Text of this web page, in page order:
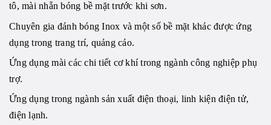
tô, mài nhẵn bóng bề mặt trước khi sơn.
Chuyên gia đánh bóng Inox và một số bề mặt khác được ứng
dụng trong trang trí, quảng cáo.
Ứng dụng mài các chi tiết cơ khí trong ngành công nghiệp phụ
trợ.
Ứng dụng trong ngành sản xuất điện thoại, linh kiện điện tử,
điện lạnh.